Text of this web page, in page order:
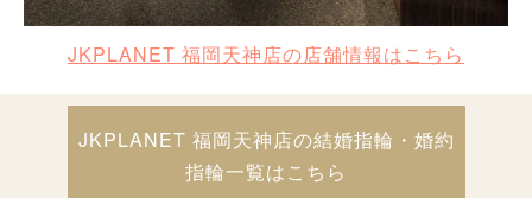
JKPLANET 福岡天神店の店舗情報はこちら
JKPLANET 福岡天神店の結婚指輪・婚約
指輪一覧はこちら